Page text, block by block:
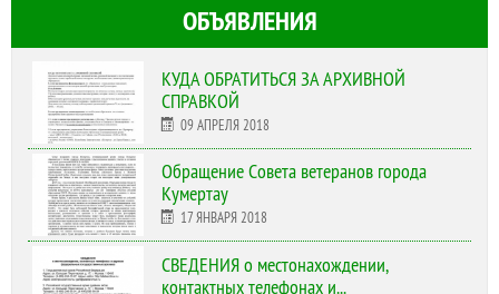
ОБЪЯВЛЕНИЯ
КУДА ОБРАТИТЬСЯ ЗА АРХИВНОЙ
СПРАВКОЙ
09 АПРЕЛЯ 2018
Обращение Совета ветеранов города
Кумертау
17 ЯНВАРЯ 2018
СВЕДЕНИЯ о местонахождении,
контактных телефонах и...